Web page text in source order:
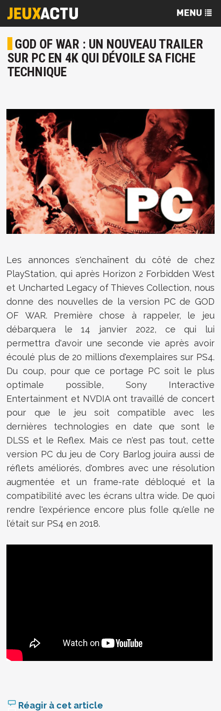
GOD OF WAR : UN NOUVEAU TRAILER
SUR PC EN 4K QUI DÉVOILE SA FICHE
TECHNIQUE
Les annonces s'enchaînent du côté de chez
PlayStation, qui après Horizon 2 Forbidden West
et Uncharted Legacy of Thieves Collection, nous
donne des nouvelles de la version PC de GOD
OF WAR. Première chose à rappeler, le jeu
débarquera le 14 janvier 2022, ce qui lui
permettra d'avoir une seconde vie après avoir
écoulé plus de 20 millions d'exemplaires sur PS4.
Du coup, pour que ce portage PC soit le plus
optimale possible, Sony Interactive
Entertainment et NVDIA ont travaillé de concert
pour que le jeu soit compatible avec les
dernières technologies en date que sont le
DLSS et le Reflex. Mais ce n'est pas tout, cette
version PC du jeu de Cory Barlog jouira aussi de
réflets améliorés, d'ombres avec une résolution
augmentée et un frame-rate débloqué et la
compatibilité avec les écrans ultra wide. De quoi
rendre l'expérience encore plus folle qu'elle ne
l'était sur PS4 en 2018.
Réagir à cet article